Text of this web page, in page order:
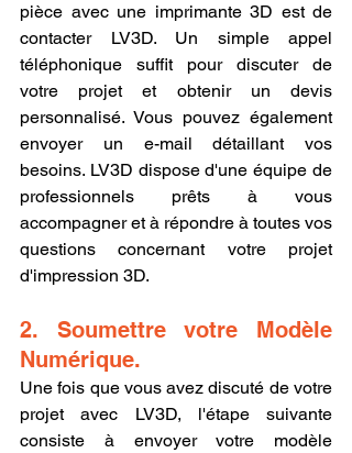
pièce avec une imprimante 3D est de
contacter LV3D. Un simple appel
téléphonique suffit pour discuter de
votre projet et obtenir un devis
personnalisé. Vous pouvez également
envoyer un e-mail détaillant vos
besoins. LV3D dispose d'une équipe de
professionnels prêts à vous
accompagner et à répondre à toutes vos
questions concernant votre projet
d'impression 3D.
2. Soumettre votre Modèle
Numérique.
Une fois que vous avez discuté de votre
projet avec LV3D, l'étape suivante
consiste à envoyer votre modèle